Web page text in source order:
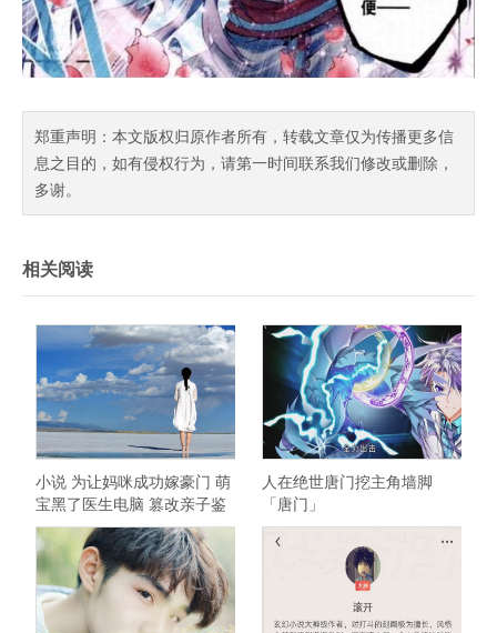
郑重声明：本文版权归原作者所有，转载文章仅为传播更多信
息之目的，如有侵权行为，请第一时间联系我们修改或删除，
多谢。
相关阅读
小说 为让妈咪成功嫁豪门 萌
宝黑了医生电脑 篡改亲子鉴
定结果
人在绝世唐门挖主角墙脚
「唐门」